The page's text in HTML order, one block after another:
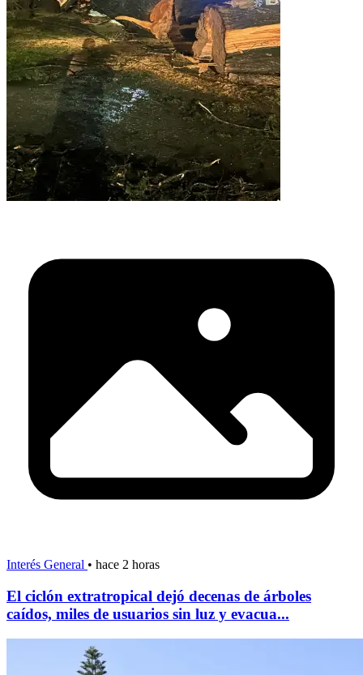
Interés General • hace 2 horas
El ciclón extratropical dejó decenas de árboles
caídos, miles de usuarios sin luz y evacua...